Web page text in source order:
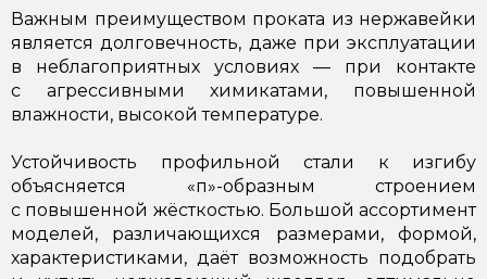
Важным преимуществом проката из нержавейки
является долговечность, даже при эксплуатации
в неблагоприятных условиях — при контакте
с агрессивными химикатами, повышенной
влажности, высокой температуре.
Устойчивость профильной стали к изгибу
объясняется «п»-образным строением
с повышенной жёсткостью. Большой ассортимент
моделей, различающихся размерами, формой,
характеристиками, даёт возможность подобрать